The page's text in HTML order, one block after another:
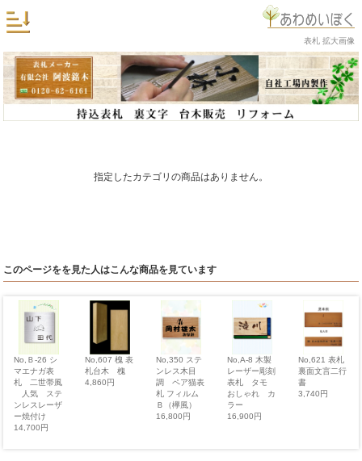
表札 拡大画像
指定したカテゴリの商品はありません。
このページをを見た人はこんな商品を見ています
No,Ｂ-26 シ
マエナガ表
札 二世帯風
人気 ステ
ンレスレーザ
ー焼付け
14,700円
No,607 槐 表
札台木 槐
4,860円
No,350 ステ
ンレス木目
調 ペア猫表
札 フィルム
Ｂ（欅風）
16,800円
No,A-8 木製
レーザー彫刻
表札 タモ
おしゃれ カ
ラー
16,900円
No,621 表札
裏面文言二行
書
3,740円